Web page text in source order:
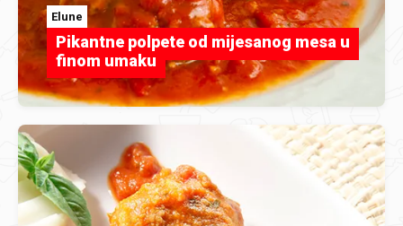
Elune
Pikantne polpete od mijesanog mesa u
finom umaku